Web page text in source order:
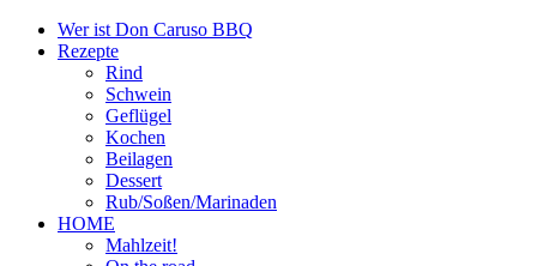
Wer ist Don Caruso BBQ
Rezepte
Rind
Schwein
Geflügel
Kochen
Beilagen
Dessert
Rub/Soßen/Marinaden
HOME
Mahlzeit!